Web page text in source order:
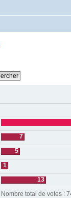
7
5
1
13
Nombre total de votes :